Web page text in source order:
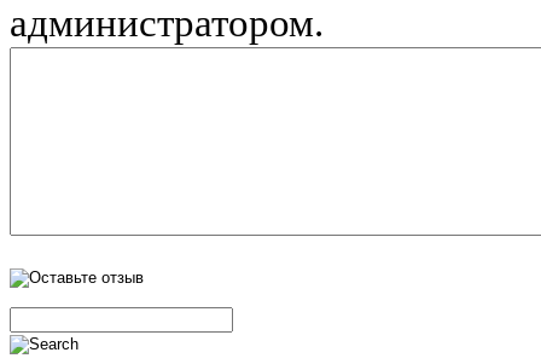
администратором.